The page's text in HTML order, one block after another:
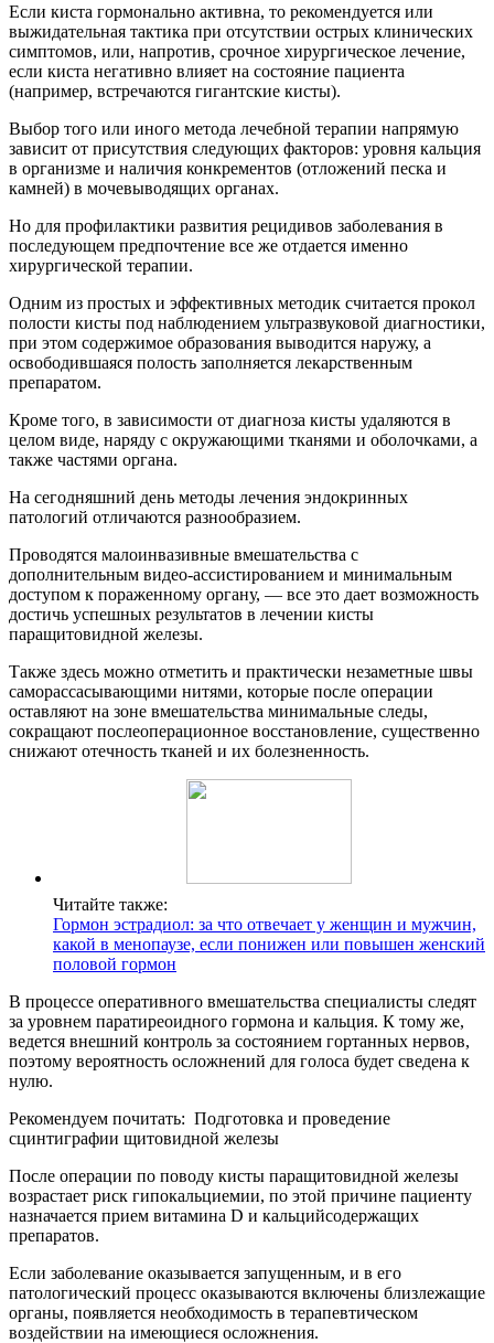
Если киста гормонально активна, то рекомендуется или
выжидательная тактика при отсутствии острых клинических
симптомов, или, напротив, срочное хирургическое лечение,
если киста негативно влияет на состояние пациента
(например, встречаются гигантские кисты).
Выбор того или иного метода лечебной терапии напрямую
зависит от присутствия следующих факторов: уровня кальция
в организме и наличия конкрементов (отложений песка и
камней) в мочевыводящих органах.
Но для профилактики развития рецидивов заболевания в
последующем предпочтение все же отдается именно
хирургической терапии.
Одним из простых и эффективных методик считается прокол
полости кисты под наблюдением ультразвуковой диагностики,
при этом содержимое образования выводится наружу, а
освободившаяся полость заполняется лекарственным
препаратом.
Кроме того, в зависимости от диагноза кисты удаляются в
целом виде, наряду с окружающими тканями и оболочками, а
также частями органа.
На сегодняшний день методы лечения эндокринных
патологий отличаются разнообразием.
Проводятся малоинвазивные вмешательства с
дополнительным видео-ассистированием и минимальным
доступом к пораженному органу, — все это дает возможность
достичь успешных результатов в лечении кисты
паращитовидной железы.
Также здесь можно отметить и практически незаметные швы
саморассасывающими нитями, которые после операции
оставляют на зоне вмешательства минимальные следы,
сокращают послеоперационное восстановление, существенно
снижают отечность тканей и их болезненность.
Читайте также:
Гормон эстрадиол: за что отвечает у женщин и мужчин,
какой в менопаузе, если понижен или повышен женский
половой гормон
В процессе оперативного вмешательства специалисты следят
за уровнем паратиреоидного гормона и кальция. К тому же,
ведется внешний контроль за состоянием гортанных нервов,
поэтому вероятность осложнений для голоса будет сведена к
нулю.
Рекомендуем почитать: Подготовка и проведение
сцинтиграфии щитовидной железы
После операции по поводу кисты паращитовидной железы
возрастает риск гипокальциемии, по этой причине пациенту
назначается прием витамина D и кальцийсодержащих
препаратов.
Если заболевание оказывается запущенным, и в его
патологический процесс оказываются включены близлежащие
органы, появляется необходимость в терапевтическом
воздействии на имеющиеся осложнения.